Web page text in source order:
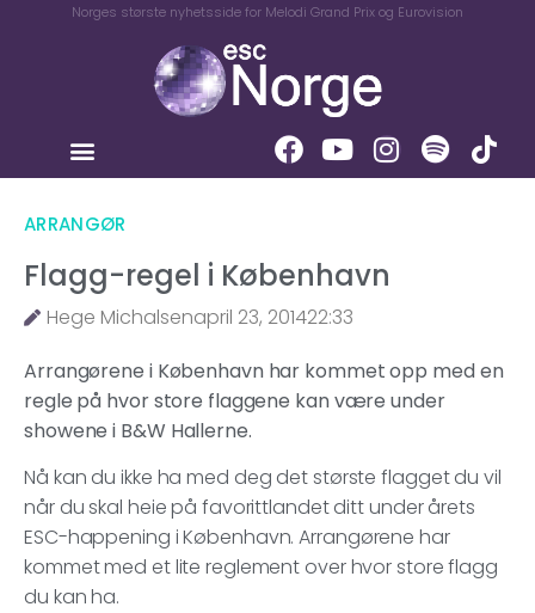
Norges største nyhetsside for Melodi Grand Prix og Eurovision
ARRANGØR
Flagg-regel i København
Hege Michalsenapril 23, 201422:33
Arrangørene i København har kommet opp med en
regle på hvor store flaggene kan være under
showene i B&W Hallerne.
Nå kan du ikke ha med deg det største flagget du vil
når du skal heie på favorittlandet ditt under årets
ESC-happening i København. Arrangørene har
kommet med et lite reglement over hvor store flagg
du kan ha.